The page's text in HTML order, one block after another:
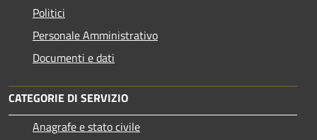
Politici
Personale Amministrativo
Documenti e dati
CATEGORIE DI SERVIZIO
Anagrafe e stato civile